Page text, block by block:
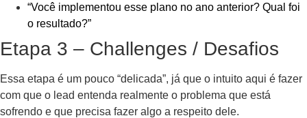
“Você implementou esse plano no ano anterior? Qual foi
o resultado?”
Etapa 3 – Challenges / Desafios
Essa etapa é um pouco “delicada”, já que o intuito aqui é fazer
com que o lead entenda realmente o problema que está
sofrendo e que precisa fazer algo a respeito dele.